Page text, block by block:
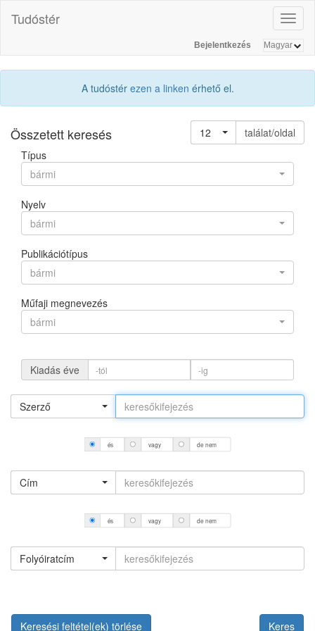
Tudóstér
Bejelentkezés
A tudóstér ezen a linken érhető el.
Összetett keresés 12
találat/oldal
Típus
bármi
Nyelv
bármi
Publikációtípus
bármi
Műfaji megnevezés
bármi
Kiadás éve
Szerző
és vagy de nem
Cím
és vagy de nem
Folyóiratcím
Keresési feltétel(ek) törlése